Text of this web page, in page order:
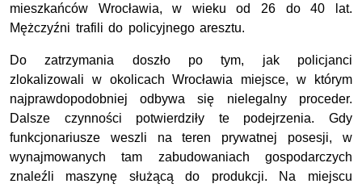
mieszkańców Wrocławia, w wieku od 26 do 40 lat.
Mężczyźni trafili do policyjnego aresztu.
Do zatrzymania doszło po tym, jak policjanci
zlokalizowali w okolicach Wrocławia miejsce, w którym
najprawdopodobniej odbywa się nielegalny proceder.
Dalsze czynności potwierdziły te podejrzenia. Gdy
funkcjonariusze weszli na teren prywatnej posesji, w
wynajmowanych tam zabudowaniach gospodarczych
znaleźli maszynę służącą do produkcji. Na miejscu